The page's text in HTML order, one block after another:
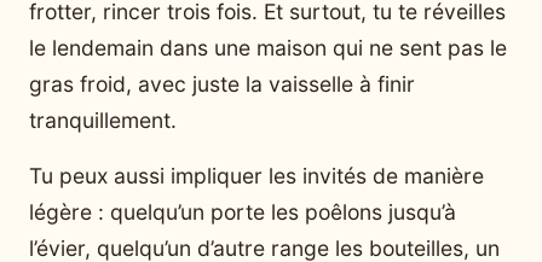
frotter, rincer trois fois. Et surtout, tu te réveilles
le lendemain dans une maison qui ne sent pas le
gras froid, avec juste la vaisselle à finir
tranquillement.
Tu peux aussi impliquer les invités de manière
légère : quelqu’un porte les poêlons jusqu’à
l’évier, quelqu’un d’autre range les bouteilles, un